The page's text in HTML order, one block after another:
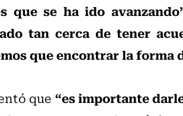
que se ha ido
tan cerca de tener
que encontrar la forma
que “es importante